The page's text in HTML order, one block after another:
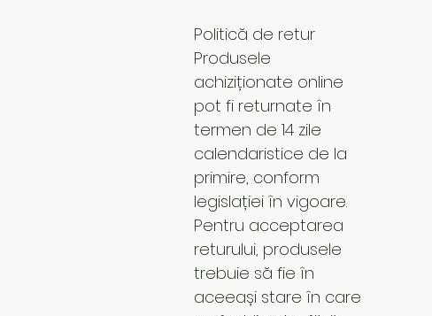
Politică de retur
Produsele
achiziționate online
pot fi returnate în
termen de 14 zile
calendaristice de la
primire, conform
legislației în vigoare.
Pentru acceptarea
returului, produsele
trebuie să fie în
aceeași stare în care